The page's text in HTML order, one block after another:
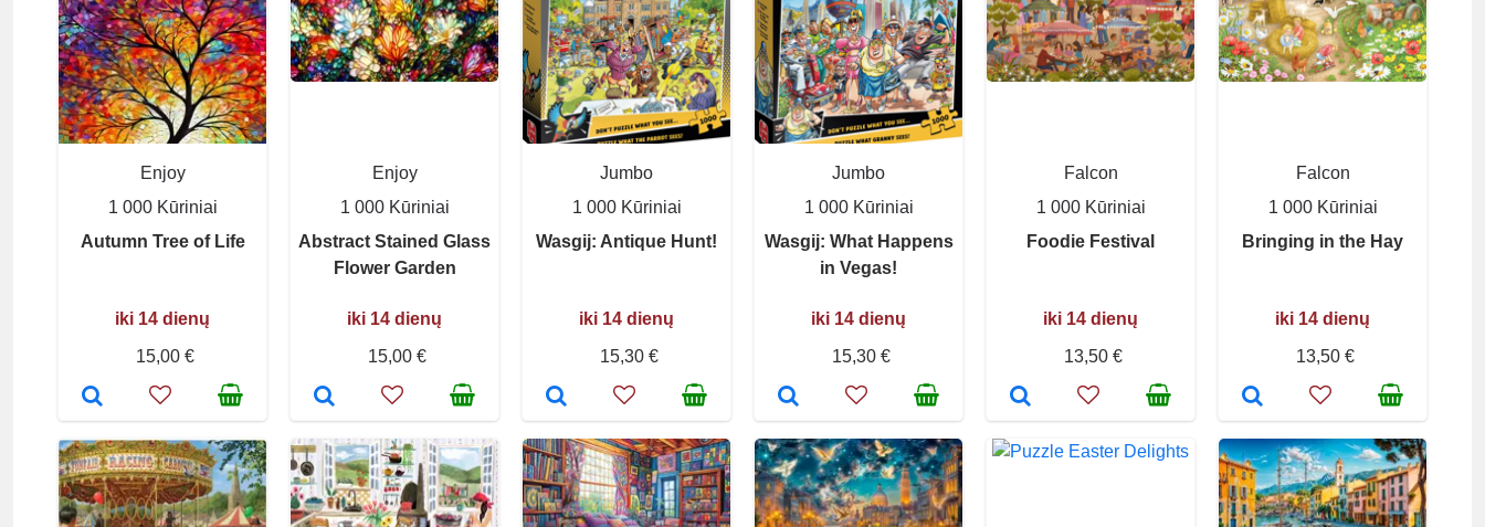
Enjoy
1 000 Kūriniai
Autumn Tree of Life
iki 14 dienų
15,00 €
Enjoy
1 000 Kūriniai
Abstract Stained Glass
Flower Garden
iki 14 dienų
15,00 €
Jumbo
1 000 Kūriniai
Wasgij: Antique Hunt!
iki 14 dienų
15,30 €
Jumbo
1 000 Kūriniai
Wasgij: What Happens
in Vegas!
iki 14 dienų
15,30 €
Falcon
1 000 Kūriniai
Foodie Festival
iki 14 dienų
13,50 €
Falcon
1 000 Kūriniai
Bringing in the Hay
iki 14 dienų
13,50 €